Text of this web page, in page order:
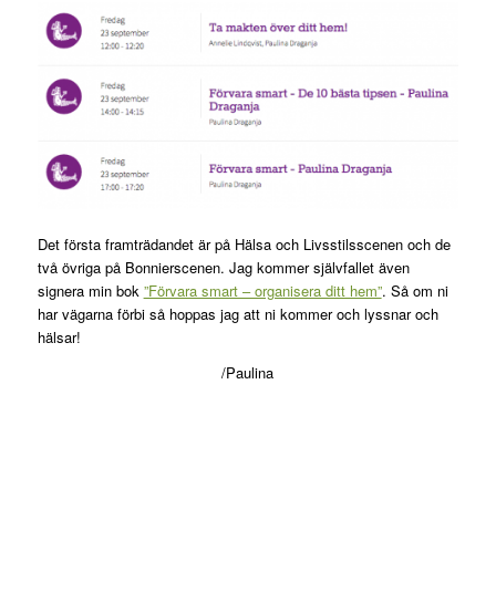
Det första framträdandet är på Hälsa och Livsstilsscenen och de
två övriga på Bonnierscenen. Jag kommer självfallet även
signera min bok ”Förvara smart – organisera ditt hem”. Så om ni
har vägarna förbi så hoppas jag att ni kommer och lyssnar och
hälsar!
/Paulina